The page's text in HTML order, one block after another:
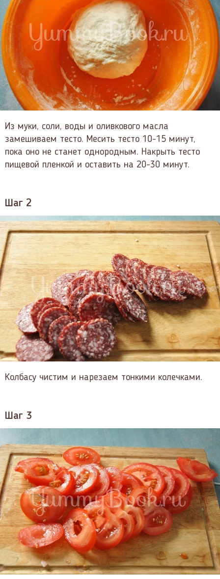
Из муки, соли, воды и оливкового масла
замешиваем тесто. Месить тесто 10-15 минут,
пока оно не станет однородным. Накрыть тесто
пищевой пленкой и оставить на 20-30 минут.
Шаг 2
Колбасу чистим и нарезаем тонкими колечками.
Шаг 3